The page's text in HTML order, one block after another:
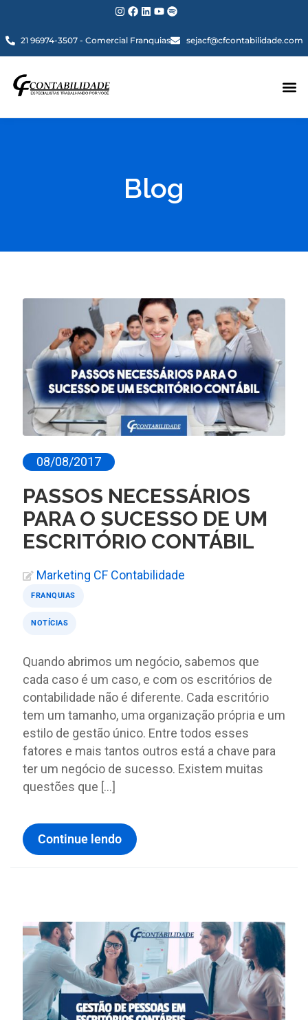
21 96974-3507 - Comercial Franquias sejacf@cfcontabilidade.com
Blog
08/08/2017
PASSOS NECESSÁRIOS
PARA O SUCESSO DE UM
ESCRITÓRIO CONTÁBIL
Marketing CF Contabilidade
FRANQUIAS
NOTÍCIAS
Quando abrimos um negócio, sabemos que
cada caso é um caso, e com os escritórios de
contabilidade não é diferente. Cada escritório
tem um tamanho, uma organização própria e um
estilo de gestão único. Entre todos esses
fatores e mais tantos outros está a chave para
ter um negócio de sucesso. Existem muitas
questões que […]
Continue lendo